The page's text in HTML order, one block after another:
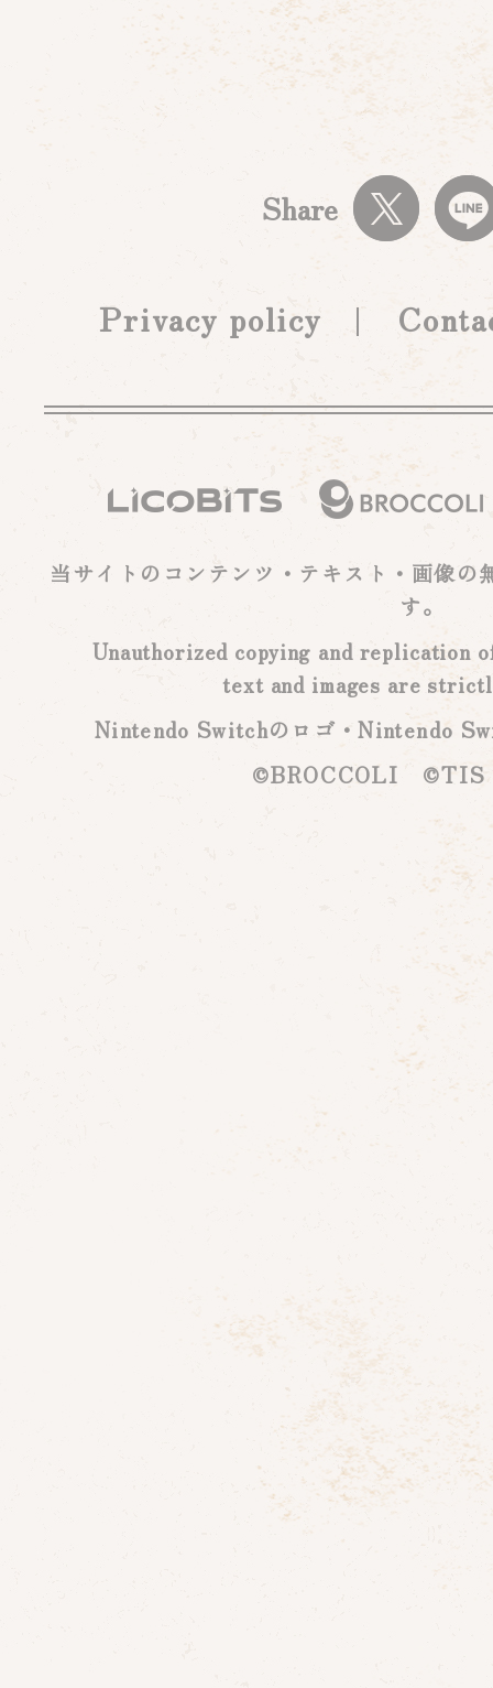
Share
Privacy policy
当サイトのコンテンツ・テキスト・画像の
す。
Unauthorized copying and replication
text and images are
Nintendo Switchのロゴ・Nintendo
©BROCCOLI ©TIS